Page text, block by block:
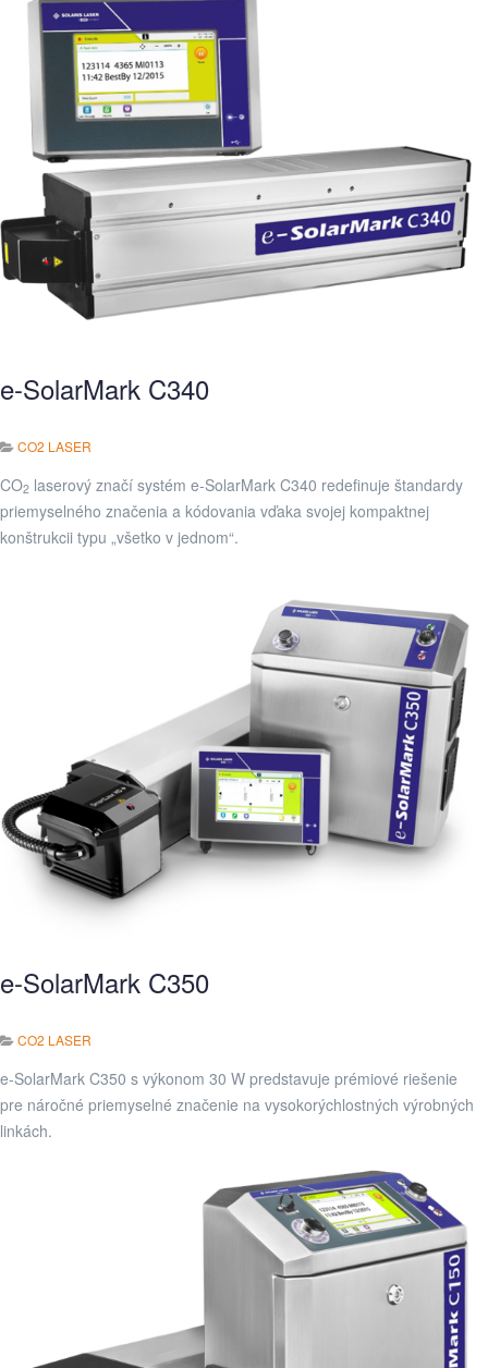
e-SolarMark C340
CO2 LASER
CO2 laserový značí systém e-SolarMark C340 redefinuje štandardy
priemyselného značenia a kódovania vďaka svojej kompaktnej
konštrukcii typu „všetko v jednom“.
e-SolarMark C350
CO2 LASER
e-SolarMark C350 s výkonom 30 W predstavuje prémiové riešenie
pre náročné priemyselné značenie na vysokorýchlostných výrobných
linkách.